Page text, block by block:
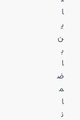
ا
ی
ن
ب
ا
ض
م
ا
ن